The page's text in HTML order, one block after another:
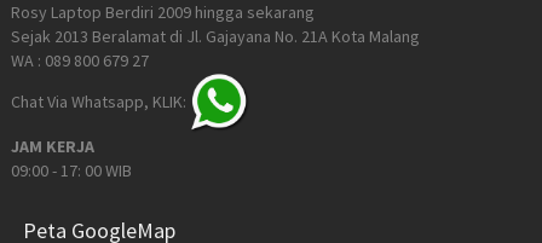
Rosy Laptop Berdiri 2009 hingga sekarang
Sejak 2013 Beralamat di Jl. Gajayana No. 21A Kota Malang
WA : 089 800 679 27
Chat Via Whatsapp, KLIK:
JAM KERJA
09:00 - 17: 00 WIB
Peta GoogleMap